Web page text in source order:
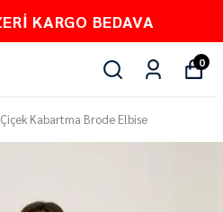
PEŞİN FİYATINA 3 TAKSİT
0
Çiçek Kabartma Brode Elbise